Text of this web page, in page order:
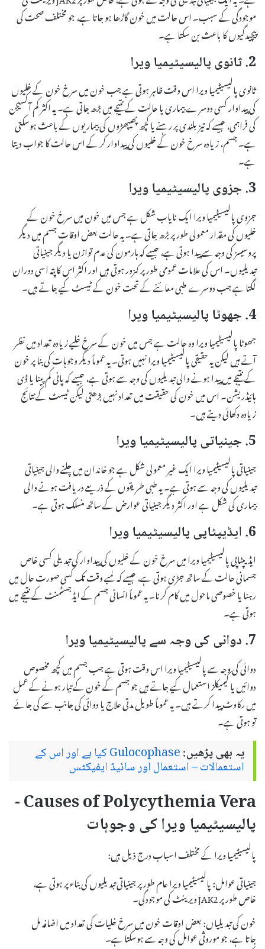
موجودگی کے سبب۔ اس حالت میں خون گاڑھا ہو جاتا ہے، جو مختلف صحت کی
پیچیدگیوں کا باعث بن سکتا ہے۔
2. ثانوی پالیسیٹیمیا ویرا
ثانوی پالیسیٹیمیا ویرا اس وقت ظاہر ہوتی ہے جب خون میں سرخ خون کے خلیوں
کی پیداوار کسی دوسرے بیماری یا حالت کے نتیجے میں بڑھ جاتی ہے۔ یہ اکثر کم آکسیجن
کی فراہمی، جیسے کہ تیز بلندی پر رہنے یا کچھ پھیپھڑوں کی بیماریوں کے باعث ہوسکتی
ہے۔ جسم، زیادہ سرخ خون کے خلیوں کی پیداوار کر کے اس حالت کا جواب دیتا
ہے۔
3. جزوی پالیسیٹیمیا ویرا
جزوی پالیسیٹیمیا ویرا ایک نایاب شکل ہے جس میں خون میں سرخ خون کے
خلیوں کی مقدار معمولی طور پر بڑھ جاتی ہے۔ یہ حالت بعض اوقات جسم میں دیگر
پروسیسز کی وجہ سے پیدا ہوتی ہے، جیسے کہ ہارمون کی عدم توازن یا دیگر جینیاتی
تبدیلیوں۔ اس کی علامات عمومی طور پر کمزور ہوتی ہیں اور اکثر اس کا پتہ اسی دوران
لگتا ہے جب دوسرے طبی معائنے کے تحت خون کے ٹیسٹ کیے جاتے ہیں۔
4. جھوٹا پالیسیٹیمیا ویرا
جھوٹا پالیسیٹیمیا ویرا وہ حالت ہے جس میں خون کے سرخ خلیے زیادہ تعداد میں نظر
آتے ہیں لیکن یہ حقیقی پالیسیٹیمیا ویرا نہیں ہوتی۔ یہ عموماً دیگر وجوہات کی بنا پر خون
کے نتیجے میں پیدا ہونے والی تبدیلیوں کی وجہ سے ہوتی ہے، جیسے کہ پانی کم پینا یا ڈی
ہائیڈریشن۔ اس میں خون کی حقیقت میں تعداد نہیں بڑھتی لیکن ٹیسٹ کے نتائج
زیادہ دکھائی دیتے ہیں۔
5. جینیاتی پالیسیٹیمیا ویرا
جینیاتی پالیسیٹیمیا ویرا ایک غیر معمولی شکل ہے جو خاندان میں چلنے والی جینیاتی
تبدیلیوں کی وجہ سے ہوتی ہے۔ یہ طبی طریقوں کے ذریعے دریافت ہونے والی
بیماری کی شکل ہے اور اکثر دیگر جینیاتی عوارض کے ساتھ منسلک ہوتی ہے۔
6. ایڈیپٹاپی پالیسیٹیمیا ویرا
ایڈیپٹاپی پالیسیٹیمیا ویرا میں سرخ خون کے خلیوں کی پیداوار کی تبدیلی کسی خاص
جسمانی حالت کے ساتھ جڑی ہوتی ہے، جیسے کہ لمبے وقت تک کسی صورت حال میں
رہنا یا خصوصی ماحول میں کام کرنا۔ یہ عموماً انسانی جسم کے ایڈجسٹمنٹ کے نتیجے میں
ہوتی ہے۔
7. دوائی کی وجہ سے پالیسیٹیمیا ویرا
دوائی کی وجہ سے پالیسیٹیمیا ویرا اس وقت ہوتی ہے جب جسم میں کچھ مخصوص
دوائیں یا کیمیکلز استعمال کیے جاتے ہیں جو جسم کے خون کے تیار ہونے کے عمل
میں رکاوٹ پیدا کرتے ہیں۔ یہ عموماً طویل مدتی علاج یا دوائی کی جانب سے کی جائے
تو ہوتی ہے۔
یہ بھی پڑھیں: Gulocophase کیا ہے اور اس کے
استعمالات – استعمال اور سائیڈ ایفیکٹس
Causes of Polycythemia Vera -
پالیسیٹیمیا ویرا کی وجوہات
پالیسیٹیمیا ویرا کے مختلف اسباب درج ذیل ہیں:
جینیاتی عوامل: پالیسیٹیمیا ویرا عام طور پر جینیاتی تبدیلیوں کی بناء پر ہوتی ہے،
خاص طور پر JAK2 ویرینٹ کی موجودگی۔
خون کی تبدیلیاں: بعض اوقات خون میں سرخ خلیات کی تعداد میں اضافہ مل
جاتا ہے، جو موروثی عوامل کی وجہ سے ہوسکتا ہے۔